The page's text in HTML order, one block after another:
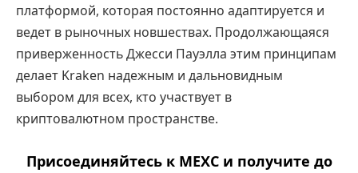
платформой, которая постоянно адаптируется и
ведет в рыночных новшествах. Продолжающаяся
приверженность Джесси Пауэлла этим принципам
делает Kraken надежным и дальновидным
выбором для всех, кто участвует в
криптовалютном пространстве.
Присоединяйтесь к MEXC и получите до